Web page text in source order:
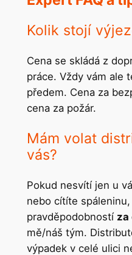
Kolik stojí
Cena se skládá z
práce. Vždy vám ale
předem. Cena za
cena za požár.
Mám volat
vás?
Pokud nesvítí jen u
nebo cítíte
pravděpodobností za
mě/náš tým.
výpadek v celé ulici